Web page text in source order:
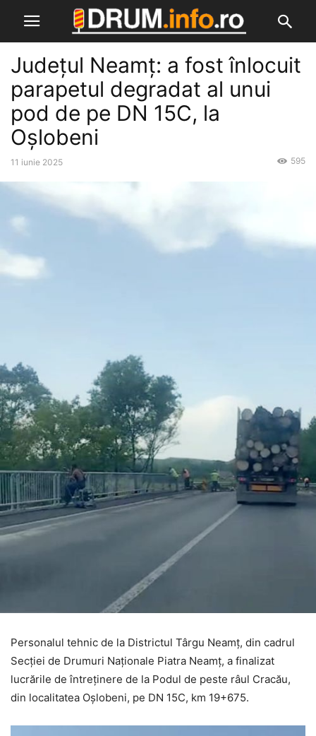
Județul Neamț: a fost înlocuit
parapetul degradat al unui
pod de pe DN 15C, la
Oșlobeni
11 iunie 2025 595
Personalul tehnic de la Districtul Târgu Neamț, din cadrul
Secției de Drumuri Naționale Piatra Neamț, a finalizat
lucrările de întreținere de la Podul de peste râul Cracău,
din localitatea Oșlobeni, pe DN 15C, km 19+675.